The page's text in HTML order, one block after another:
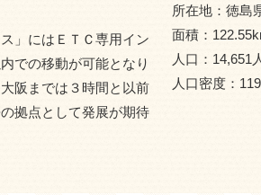
」にはＥＴＣ専用イン
での移動が可能となり
阪までは３時間と以前
拠点として発展が期待
所在地： 徳島
面積： 122.55
人口： 14,651
人口密度： 119